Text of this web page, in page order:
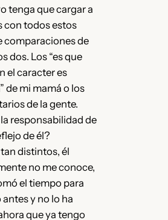
tenga que cargar a
con todos estos
comparaciones de
dos. Los “es que
el caracter es
de mi mamá o los
de la gente.
responsabilidad de
de él?
distintos, él
no me conoce,
el tiempo para
y no lo ha
que ya tengo